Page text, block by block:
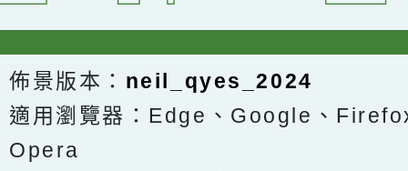
佈景版本： neil_qyes_2024
適用瀏覽器：Edge、Google、
Opera